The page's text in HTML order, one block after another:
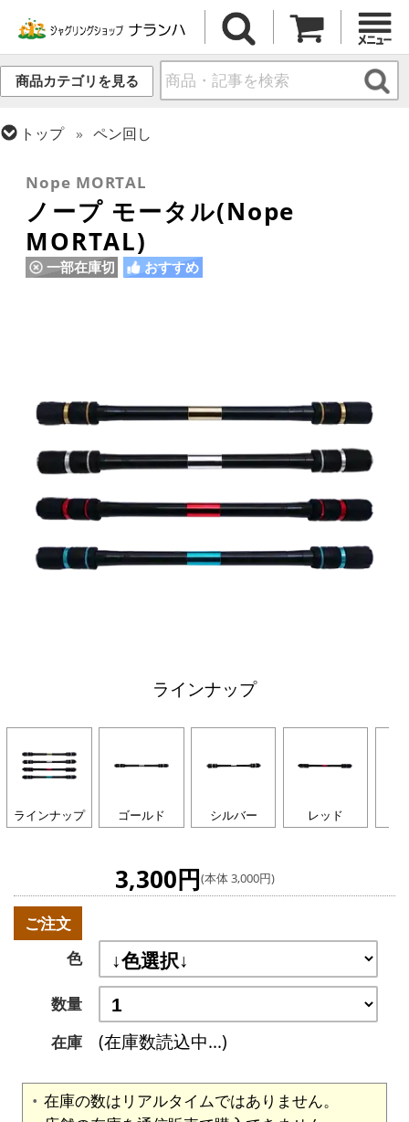
商品カテゴリを見る
トップ
ペン回し
Nope MORTAL
ノープ モータル(Nope
MORTAL)
一部在庫切 おすすめ
ラインナップ
ラインナップ ゴールド シルバー レッド
3,300円(本体 3,000円)
ご注文
色
数量
在庫
(在庫数読込中...)
在庫の数はリアルタイムではありません。